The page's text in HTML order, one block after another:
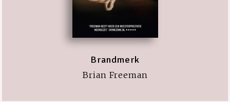
Brandmerk
Brian Freeman